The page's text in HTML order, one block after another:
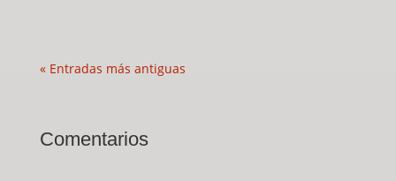
« Entradas más antiguas
Comentarios